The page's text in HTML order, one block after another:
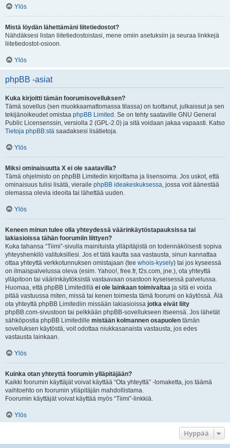
Ylös
Mistä löydän lähettämäni liitetiedostot?
Nähdäksesi listan liitetiedostoistasi, mene omiin asetuksiin ja seuraa linkkejä
liitetiedostot-osioon.
Ylös
phpBB -asiat
Kuka kirjoitti tämän foorumisovelluksen?
Tämä sovellus (sen muokkaamattomassa tilassa) on tuottanut, julkaissut ja sen
tekijänoikeudet omistaa phpBB Limited . Se on tehty saataville GNU General
Public Licensenssin, versiolla 2 (GPL-2.0) ja sitä voidaan jakaa vapaasti. Katso
Tietoja phpBB:stä saadaksesi lisätietoja.
Ylös
Miksi ominaisuutta X ei ole saatavilla?
Tämä ohjelmisto on phpBB Limitedin kirjoittama ja lisensoima. Jos uskot, että
ominaisuus tulisi lisätä, vieraile phpBB ideakeskuksessa, jossa voit äänestää
olemassa olevia ideoita tai lähettää uuden.
Ylös
Keneen minun tulee olla yhteydessä väärinkäytöstapauksissa tai
lakiasioissa tähän foorumiin liittyen?
Kuka tahansa “Tiimi”-sivulla mainituista ylläpitäjistä on todennäköisesti sopiva
yhteyshenkilö valituksillesi. Jos et tätä kautta saa vastausta, sinun kannattaa
ottaa yhteyttä verkkotunnuksen omistajaan (tee whois-kysely) tai jos kyseessä
on ilmaispalvelussa oleva (esim. Yahoo!, free.fr, f2s.com, jne.), ota yhteyttä
ylläpitoon tai väärinkäytöksistä vastaavaan osastoon kyseisessä palvelussa.
Huomaa, että phpBB Limitedillä ei ole lainkaan toimivaltaa ja sitä ei voida
pitää vastuussa miten, missä tai kenen toimesta tämä foorumi on käytössä. Älä
ota yhteyttä phpBB Limitediin missään lakiasioissa jotka eivät liity
phpBB.com-sivustoon tai pelkkään phpBB-sovellukseen itseensä. Jos lähetät
sähköpostia phpBB Limitedille mistään kolmannen osapuolen tämän
sovelluksen käytöstä, voit odottaa niukkasanaista vastausta, jos edes
vastausta lainkaan.
Ylös
Kuinka otan yhteyttä foorumin ylläpitäjään?
Kaikki foorumin käyttäjät voivat käyttää “Ota yhteyttä” -lomaketta, jos täämä
vaihtoehto on foorumin ylläpitäjän mahdollistama.
Foorumin käyttäjät voivat käyttää myös “Tiimi”-linkkiä.
Ylös
Hyppää